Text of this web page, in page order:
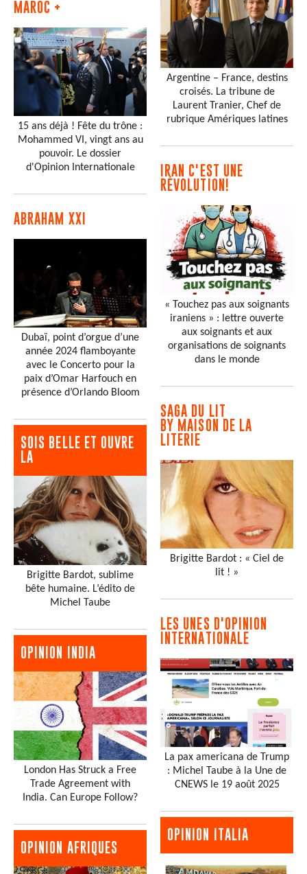
MAROC +
15 ans déjà ! Fête du trône :
Mohammed VI, vingt ans au
pouvoir. Le dossier
d'Opinion Internationale
ABRAHAM XXI
Dubaï, point d’orgue d’une
année 2024 flamboyante
avec le Concerto pour la
paix d’Omar Harfouch en
présence d’Orlando Bloom
SOIS BELLE ET OUVRE
LA
Brigitte Bardot, sublime
bête humaine. L’édito de
Michel Taube
OPINION INDIA
London Has Struck a Free
Trade Agreement with
India. Can Europe Follow?
OPINION AFRIQUES
Argentine – France, destins
croisés. La tribune de
Laurent Tranier, Chef de
rubrique Amériques latines
IRAN C'EST UNE
RÉVOLUTION!
« Touchez pas aux soignants
iraniens » : lettre ouverte
aux soignants et aux
organisations de soignants
dans le monde
SAGA DU LIT
BY MAISON DE LA
LITERIE
Brigitte Bardot : « Ciel de
lit ! »
LES UNES D'OPINION
INTERNATIONALE
La pax americana de Trump
: Michel Taube à la Une de
CNEWS le 19 août 2025
OPINION ITALIA